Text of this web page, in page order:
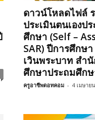
ดาวน์โหลดไฟล์
ประเมินตนเองป
ศึกษา (Self –
SAR) ปีการศึกษ
เวินพระบาท สำ
ศึกษาประถมศึก
ครูอาชีพดอทคอม - 4 เมษาย